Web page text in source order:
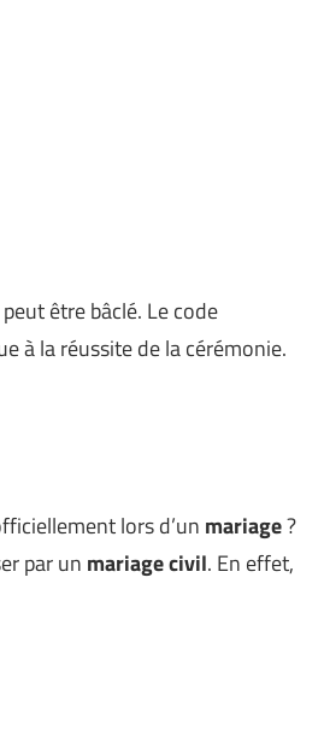
être bâclé. Le code
à la réussite de la cérémonie.
lors d’un mariage?
par un mariagecivil. En effet,